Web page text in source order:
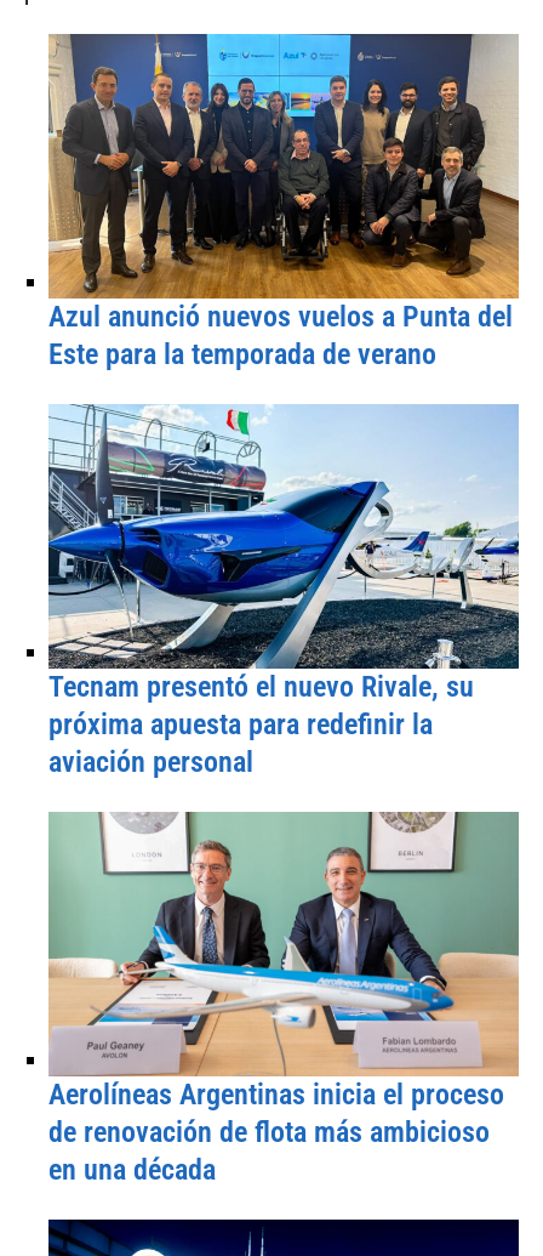
Azul anunció nuevos vuelos a Punta del
Este para la temporada de verano
Tecnam presentó el nuevo Rivale, su
próxima apuesta para redefinir la
aviación personal
Aerolíneas Argentinas inicia el proceso
de renovación de flota más ambicioso
en una década